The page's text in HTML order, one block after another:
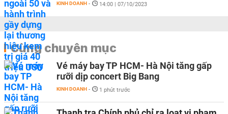
KINH DOANH - 14:00 | 07/10/2023
Cùng chuyên mục
Vé máy bay TP HCM- Hà Nội tăng gấp
rưỡi dịp concert Big Bang
KINH DOANH - 1 phút trước